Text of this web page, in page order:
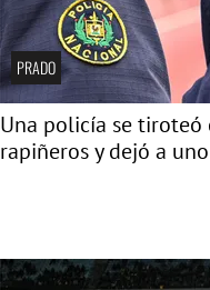
PRADO
Una policía se tiroteó
rapiñeros y dejó a